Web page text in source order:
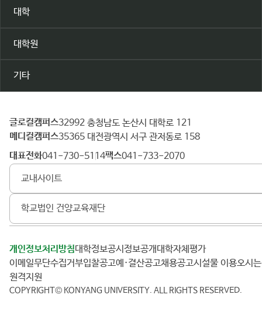
대학
대학원
기타
건
양
대
학
글로컬캠퍼스 32992 충청남도 논산시 대학로 121
메디컬캠퍼스 35365 대전광역시 서구 관저동로 158
대표전화 041-730-5114 팩스 041-733-2070
교내사이트
학교법인 건양교육재단
개인정보처리방침 대학정보공시 정보공개
대학자체평가
이메일무단수집거부
입찰공고 예·결산공고 채용공고 시설물 이용
오시
원격지원
COPYRIGHT© KONYANG UNIVERSITY. ALL RIGHTS RESERVED.